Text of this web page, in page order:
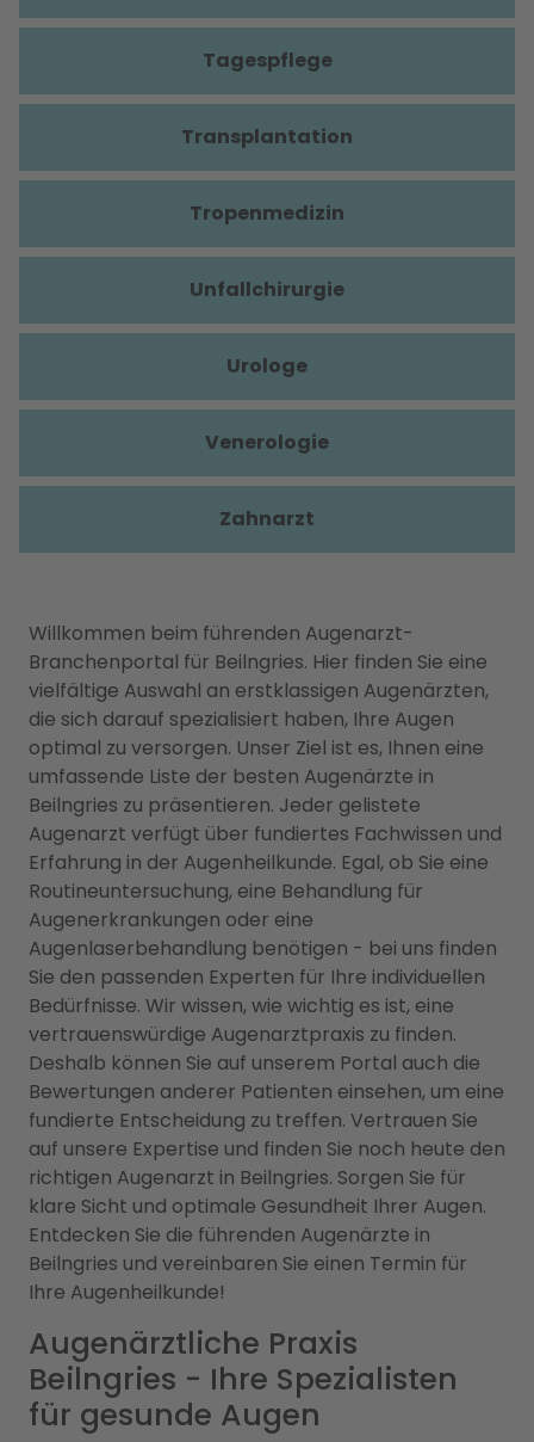
Willkommen beim führenden Augenarzt-
Branchenportal für Beilngries. Hier finden Sie eine
vielfältige Auswahl an erstklassigen Augenärzten,
die sich darauf spezialisiert haben, Ihre Augen
optimal zu versorgen. Unser Ziel ist es, Ihnen eine
umfassende Liste der besten Augenärzte in
Beilngries zu präsentieren. Jeder gelistete
Augenarzt verfügt über fundiertes Fachwissen und
Erfahrung in der Augenheilkunde. Egal, ob Sie eine
Routineuntersuchung, eine Behandlung für
Augenerkrankungen oder eine
Augenlaserbehandlung benötigen - bei uns finden
Sie den passenden Experten für Ihre individuellen
Bedürfnisse. Wir wissen, wie wichtig es ist, eine
vertrauenswürdige Augenarztpraxis zu finden.
Deshalb können Sie auf unserem Portal auch die
Bewertungen anderer Patienten einsehen, um eine
fundierte Entscheidung zu treffen. Vertrauen Sie
auf unsere Expertise und finden Sie noch heute den
richtigen Augenarzt in Beilngries. Sorgen Sie für
klare Sicht und optimale Gesundheit Ihrer Augen.
Entdecken Sie die führenden Augenärzte in
Beilngries und vereinbaren Sie einen Termin für
Ihre Augenheilkunde!
Augenärztliche Praxis
Beilngries - Ihre Spezialisten
für gesunde Augen
Tagespflege
Transplantation
Tropenmedizin
Unfallchirurgie
Urologe
Venerologie
Zahnarzt